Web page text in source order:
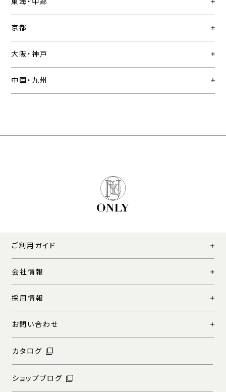
京都
大阪・神戸
中国・九州
ご利用ガイド
会社情報
採用情報
お問い合わせ
カタログ
ショップブログ